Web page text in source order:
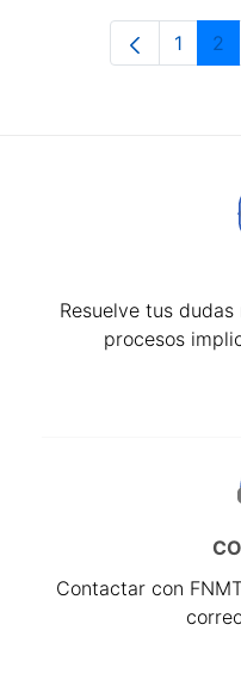
Página
1 2
Resuelve tus
procesos
Contactar con